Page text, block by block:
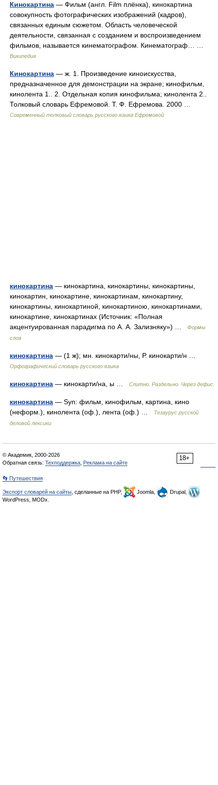
Кинокартина — Фильм (англ. Film плёнка), кинокартина
совокупность фотографических изображений (кадров),
связанных единым сюжетом. Область человеческой
деятельности, связанная с созданием и воспроизведением
фильмов, называется кинематографом. Кинематограф… …
Википедия
Кинокартина — ж. 1. Произведение киноискусства,
предназначенное для демонстрации на экране; кинофильм,
кинолента 1.. 2. Отдельная копия кинофильма; кинолента 2..
Толковый словарь Ефремовой. Т. Ф. Ефремова. 2000 …
Современный толковый словарь русского языка Ефремовой
кинокартина — кинокартина, кинокартины, кинокартины,
кинокартин, кинокартине, кинокартинам, кинокартину,
кинокартины, кинокартиной, кинокартиною, кинокартинами,
кинокартине, кинокартинах (Источник: «Полная
акцентуированная парадигма по А. А. Зализняку») …
Формы
слов
кинокартина — (1 ж); мн. кинокарти/ны, Р. кинокарти/н …
Орфографический словарь русского языка
кинокартина — кинокарти/на, ы … Слитно. Раздельно. Через дефис.
кинокартина — Syn: фильм, кинофильм, картина, кино
(неформ.), кинолента (оф.), лента (оф.) …
Тезаурус русской
деловой лексики
18+
© Академик, 2000-2026
Обратная связь: Техподдержка Реклама на сайте
👣 Путешествия
Экспорт словарей на сайты , сделанные на PHP, Joomla,
Drupal,
WordPress, MODx.